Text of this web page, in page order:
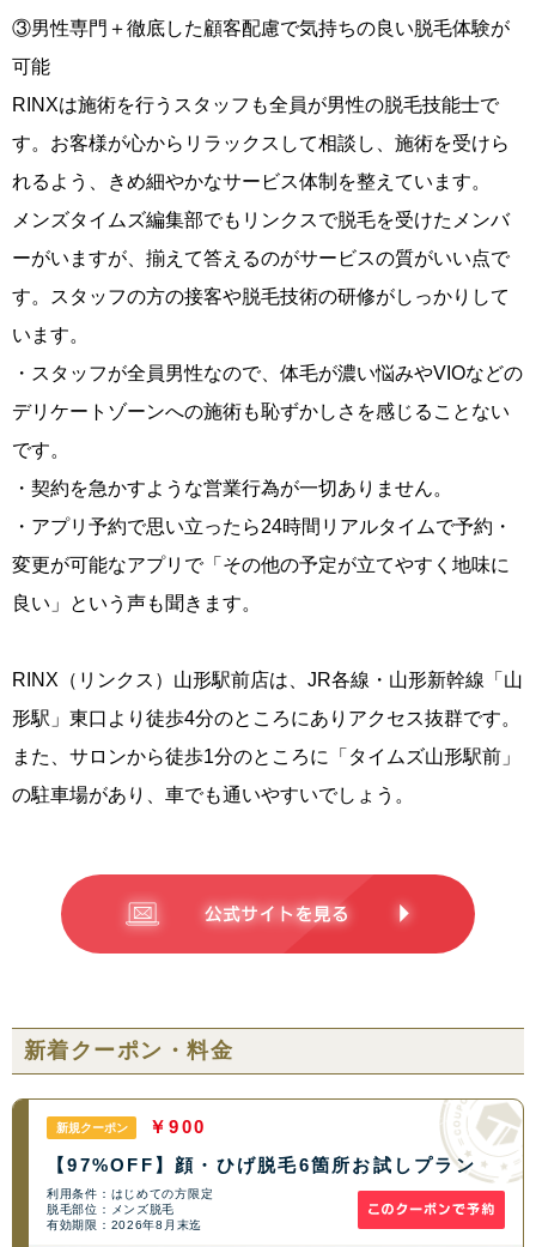
③男性専門＋徹底した顧客配慮で気持ちの良い脱毛体験が
可能
RINXは施術を行うスタッフも全員が男性の脱毛技能士で
す。お客様が心からリラックスして相談し、施術を受けら
れるよう、きめ細やかなサービス体制を整えています。
メンズタイムズ編集部でもリンクスで脱毛を受けたメンバ
ーがいますが、揃えて答えるのがサービスの質がいい点で
す。スタッフの方の接客や脱毛技術の研修がしっかりして
います。
・スタッフが全員男性なので、体毛が濃い悩みやVIOなどの
デリケートゾーンへの施術も恥ずかしさを感じることない
です。
・契約を急かすような営業行為が一切ありません。
・アプリ予約で思い立ったら24時間リアルタイムで予約・
変更が可能なアプリで「その他の予定が立てやすく地味に
良い」という声も聞きます。
RINX（リンクス）山形駅前店は、JR各線・山形新幹線「山
形駅」東口より徒歩4分のところにありアクセス抜群です。
また、サロンから徒歩1分のところに「タイムズ山形駅前」
の駐車場があり、車でも通いやすいでしょう。
新着クーポン・料金
新規クーポン
￥900
【97%OFF】顔・ひげ脱毛6箇所お試しプラン
利用条件：はじめての方限定
脱毛部位：メンズ脱毛
有効期限：2026年8月末迄